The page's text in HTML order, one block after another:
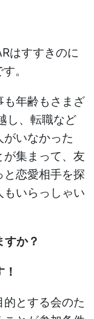
はすすきのに
。
も年齢もさまざ
し、転職など
いなかった
が集まって、友
と恋愛相手を探
いらっしゃい
か？
的とする会のた